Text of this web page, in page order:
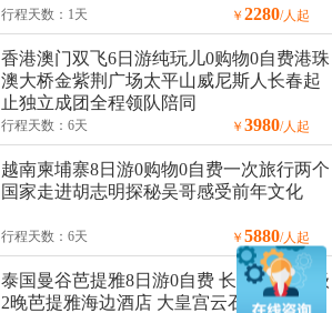
行程天数：1天 ￥ 2280/人起
香港澳门双飞6日游纯玩儿0购物0自费港珠
澳大桥金紫荆广场太平山威尼斯人长春起
止独立成团全程领队陪同
行程天数：6天 ￥ 3980/人起
越南柬埔寨8日游0购物0自费一次旅行两个
国家走进胡志明探秘吴哥感受前年文化
行程天数：6天 ￥ 5880/人起
泰国曼谷芭提雅8日游0自费 长春起止 升级
2晚芭提雅海边酒店 大皇宫云石寺 夜游湄